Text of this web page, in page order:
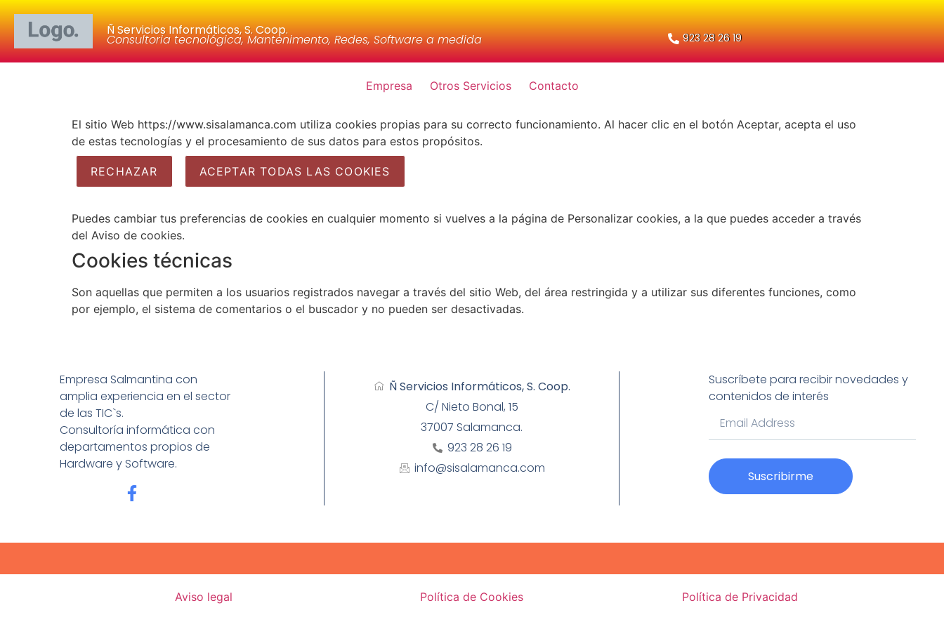
Ñ Servicios Informáticos, S. Coop.
Consultoria tecnológica, Mantenimento, Redes, Software a medida 923 28 26 19
Empresa Otros Servicios Contacto
El sitio Web https://www.sisalamanca.com utiliza cookies propias para su correcto funcionamiento. Al hacer clic en el botón Aceptar, acepta el uso
de estas tecnologías y el procesamiento de sus datos para estos propósitos.
RECHAZAR ACEPTAR TODAS LAS COOKIES
Puedes cambiar tus preferencias de cookies en cualquier momento si vuelves a la página de Personalizar cookies, a la que puedes acceder a través
del Aviso de cookies.
Cookies técnicas
Son aquellas que permiten a los usuarios registrados navegar a través del sitio Web, del área restringida y a utilizar sus diferentes funciones, como
por ejemplo, el sistema de comentarios o el buscador y no pueden ser desactivadas.
Empresa Salmantina con
amplia experiencia en el sector
de las TIC`s.
Consultoría informática con
departamentos propios de
Hardware y Software.
Ñ Servicios Informáticos, S. Coop.
C/ Nieto Bonal, 15
37007 Salamanca.
923 28 26 19
info@sisalamanca.com
Suscríbete para recibir novedades y
contenidos de interés
Suscribirme
Aviso legal Política de Cookies Política de Privacidad